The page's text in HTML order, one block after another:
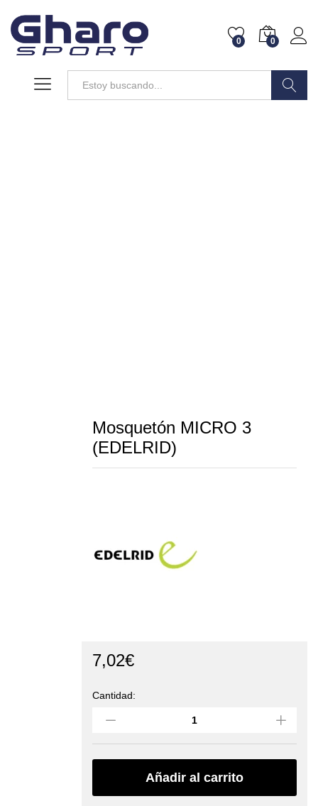
0 0
Mosquetón MICRO 3
(EDELRID)
7,02€
Mosquetón
(EDELRID)
quantity
Cantidad:
Añadir al carrito